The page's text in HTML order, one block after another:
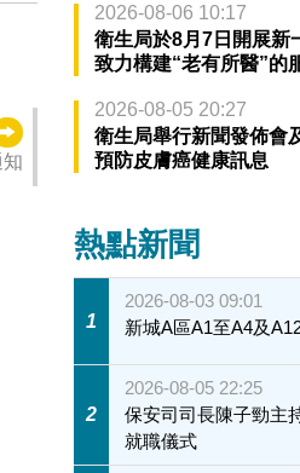
2026-08-06 10:17
衛生局於8月7日開展新
致力構建“老有所醫”的
2026-08-05 20:27
衛生局舉行新聞發佈會
預防皮膚癌健康訊息
熱點新聞
1
2026-08-03 09:01
新城A區A1至A4及
2
2026-08-05 22:25
保安司司長陳子勁主
就職儀式